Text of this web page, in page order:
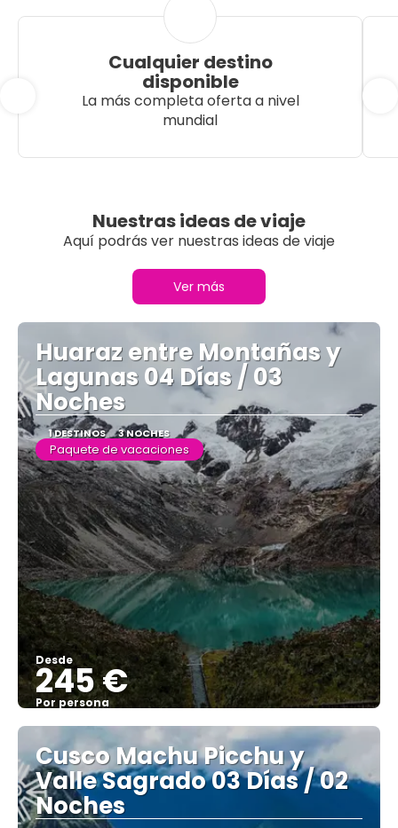
Cualquier destino
disponible
La más completa oferta a nivel
mundial
Nuestras ideas de viaje
Aquí podrás ver nuestras ideas de viaje
Ver más
Huaraz entre Montañas y
Lagunas 04 Días / 03
Noches
1 DESTINOS 3 NOCHES
Paquete de vacaciones
Desde
245 €
Por persona
Ver
Cusco Machu Picchu y
Valle Sagrado 03 Días / 02
Noches